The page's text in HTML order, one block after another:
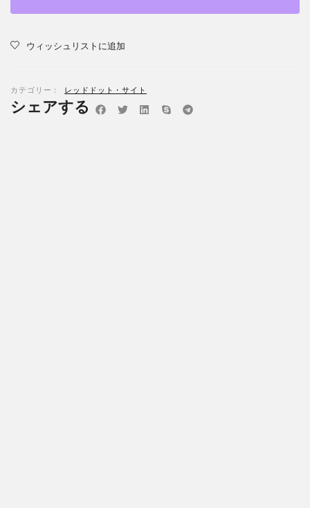
ウィッシュリストに追加
カテゴリー： レッドドット・サイト
シェアする